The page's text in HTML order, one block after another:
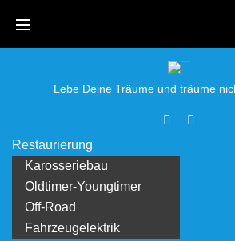
content
Lebe Deine Träume und träume
Restaurierung
Karosseriebau
Oldtimer-Youngtimer
Off-Road
Fahrzeugelektrik